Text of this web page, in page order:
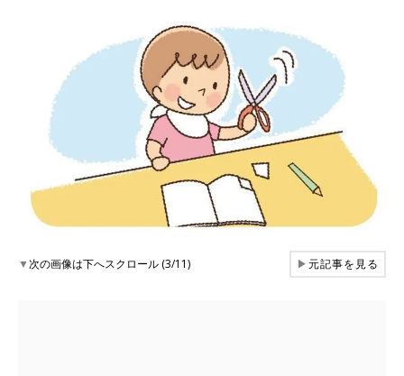
▼次の画像は下へスクロール (3/11) ▶元記事を見る